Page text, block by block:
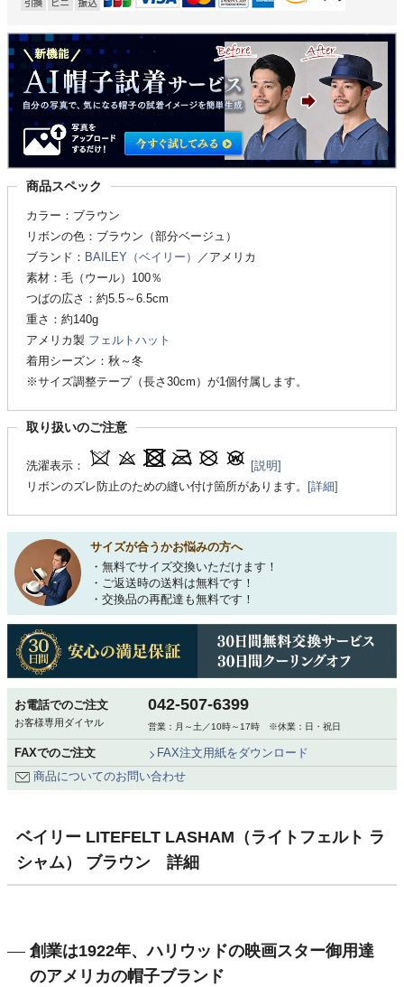
商品スペック
カラー：ブラウン
リボンの色：ブラウン（部分ベージュ）
ブランド： BAILEY（ベイリー）
／アメリカ
素材：毛（ウール）100％
つばの広さ：約5.5～6.5cm
重さ：約140g
アメリカ製 フェルトハット
着用シーズン：秋～冬
※サイズ調整テープ（長さ30cm）が1個付属します。
取り扱いのご注意
洗濯表示：
[説明]
リボンのズレ防止のための縫い付け箇所があります。
[詳細]
サイズが合うかお悩みの方へ
・無料でサイズ交換いただけます！
・ご返送時の送料は無料です！
・交換品の再配達も無料です！
お電話でのご注文
お客様専用ダイヤル
042-507-6399
営業：月～土／10時～17時 ※休業：日・祝日
FAXでのご注文
FAX注文用紙をダウンロード
商品についてのお問い合わせ
ベイリー LITEFELT LASHAM（ライトフェルト ラ
シャム） ブラウン 詳細
創業は1922年、ハリウッドの映画スター御用達
のアメリカの帽子ブランド